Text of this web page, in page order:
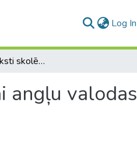
Log In
Autentiski ziņu raksti skolēnu lasīšanas prasmju attīstībai angļu valodas stundās 11. klasē
angļu valodas